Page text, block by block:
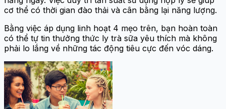
cơ thể có thời gian đào thải và cân bằng lại năng lượng.
Bằng việc áp dụng linh hoạt 4 mẹo trên, bạn hoàn toàn
có thể tự tin thưởng thức ly trà sữa yêu thích mà không
phải lo lắng về những tác động tiêu cực đến vóc dáng.